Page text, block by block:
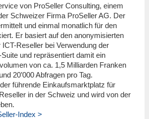
von ProSeller Consulting, einem
Schweizer Firma ProSeller AG. Der
und einmal monatlich für den
Er basiert auf den anonymisierten
Reseller bei Verwendung der
und repräsentiert damit ein
von ca. 1,5 Milliarden Franken
20’000 Abfragen pro Tag.
führende Einkaufsmarktplatz für
in der Schweiz und wird von der
Index >